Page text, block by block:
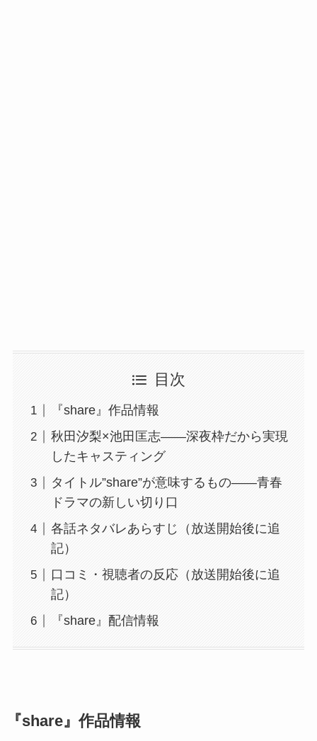
目次
『share』作品情報
秋田汐梨×池田匡志――深夜枠だから実現
したキャスティング
タイトル”share”が意味するもの――青春
ドラマの新しい切り口
各話ネタバレあらすじ（放送開始後に追
記）
口コミ・視聴者の反応（放送開始後に追
記）
『share』配信情報
『share』作品情報